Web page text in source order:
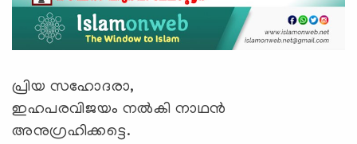
പ്രിയ സഹോദരാ,
ഇഹപരവിജയം നല്‍കി നാഥന്‍
അനുഗ്രഹിക്കട്ടെ.